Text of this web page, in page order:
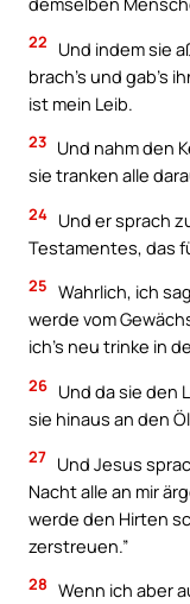
22
Und indem sie
brach’s und gab’s
ist mein Leib.
23 Und nahm den
sie tranken alle
24 Und er sprach
Testamentes, das
25 Wahrlich, ich
werde vom
ich’s neu trinke in
26 Und da sie den
sie hinaus an den
27 Und Jesus
Nacht alle an mir
werde den Hirten
zerstreuen.”
28 Wenn ich aber